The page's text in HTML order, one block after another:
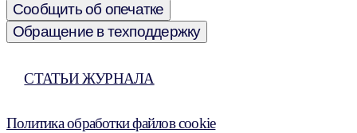
Сообщить об опечатке
Обращение в техподдержку
СТАТЬИ ЖУРНАЛА
Политика обработки файлов cookie